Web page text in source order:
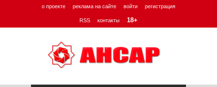
о проекте реклама на сайте войти регистрация
RSS контакты 18+